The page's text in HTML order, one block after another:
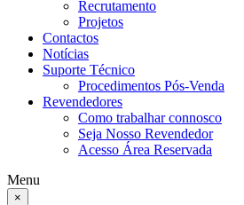
Recrutamento
Projetos
Contactos
Notícias
Suporte Técnico
Procedimentos Pós-Venda
Revendedores
Como trabalhar connosco
Seja Nosso Revendedor
Acesso Área Reservada
Menu
×